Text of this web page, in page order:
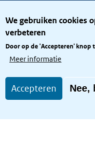
We gebruiken cookies
verbeteren
Door op de 'Accepteren'
Meer informatie
Accepteren Nee,
Privacy
Toegang site
Toegankelijkheid